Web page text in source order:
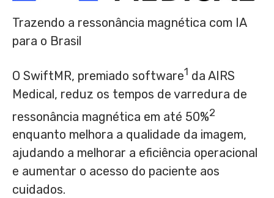
Trazendo a ressonância magnética com IA
para o Brasil
O SwiftMR, premiado software1 da AIRS
Medical, reduz os tempos de varredura de
ressonância magnética em até 50%2
enquanto melhora a qualidade da imagem,
ajudando a melhorar a eficiência operacional
e aumentar o acesso do paciente aos
cuidados.